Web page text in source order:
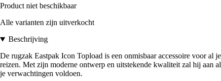
Product niet beschikbaar
Alle varianten zijn uitverkocht
Beschrijving
De rugzak Eastpak Icon Topload is een onmisbaar accessoire voor al je
reizen. Met zijn moderne ontwerp en uitstekende kwaliteit zal hij aan al
je verwachtingen voldoen.